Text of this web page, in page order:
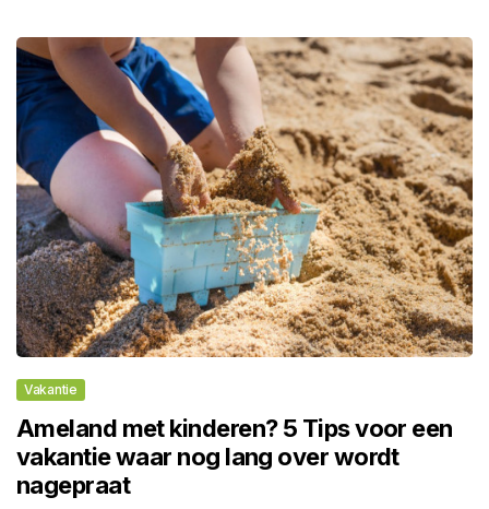
Vakantie
Ameland met kinderen? 5 Tips voor een
vakantie waar nog lang over wordt
nagepraat